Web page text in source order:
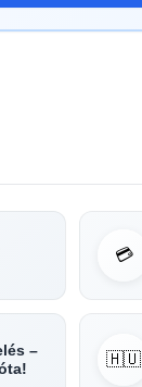
💳
–
🇭🇺